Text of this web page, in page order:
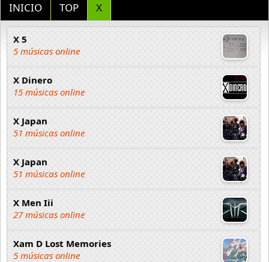
INICIO TOP X
X 5
5 músicas online
X Dinero
15 músicas online
X Japan
51 músicas online
X Japan
51 músicas online
X Men Iii
27 músicas online
Xam D Lost Memories
5 músicas online